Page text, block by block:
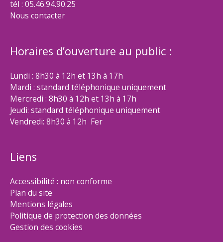
tél : 05.46.94.90.25
Nous contacter
Horaires d’ouverture au public :
Lundi : 8h30 à 12h et 13h à 17h
Mardi : standard téléphonique uniquement
Mercredi : 8h30 à 12h et 13h à 17h
Jeudi: standard téléphonique uniquement
Vendredi: 8h30 à 12h Fer
Liens
Accessibilité : non conforme
Plan du site
Mentions légales
Politique de protection des données
Gestion des cookies